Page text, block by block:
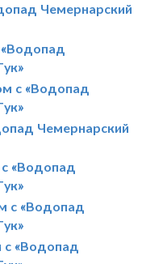
Чемернарский
с «Водопад
Чемернарский
с «Водопад
с «Водопад
«Водопад